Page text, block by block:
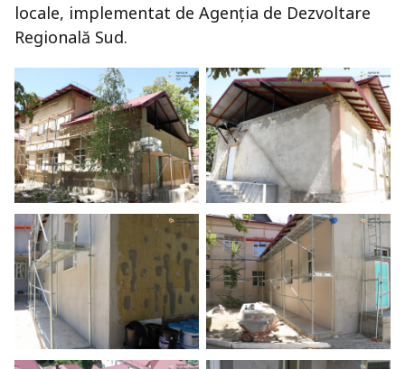
locale, implementat de Agenția de Dezvoltare
Regională Sud.